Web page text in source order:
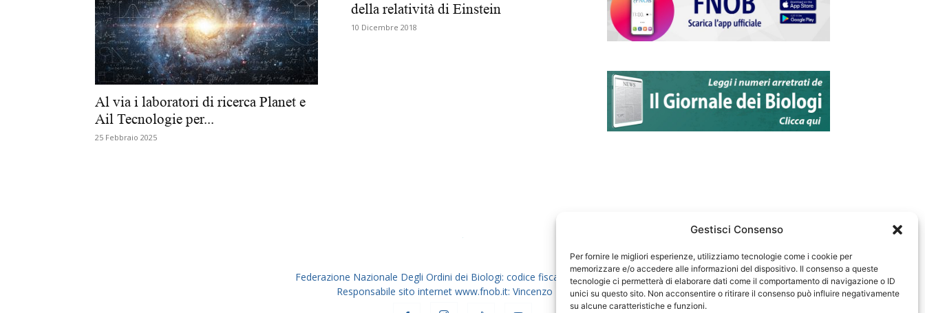
Gestisci Consenso
Per fornire le migliori esperienze, utilizziamo tecnologie come i cookie per
memorizzare e/o accedere alle informazioni del dispositivo. Il consenso a queste
tecnologie ci permetterà di elaborare dati come il comportamento di navigazione o ID
unici su questo sito. Non acconsentire o ritirare il consenso può influire negativamente
su alcune caratteristiche e funzioni.
dei
Al via i laboratori di ricerca Planet e
Ail Tecnologie per...
25 Febbraio 2025
della relatività di Einstein
10 Dicembre 2018
Federazione Nazionale Degli Ordini dei Biologi: codice fiscale 80069130583
Responsabile sito internet www.fnob.it: Vincenzo D'Anna